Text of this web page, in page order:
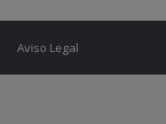
Aviso Legal